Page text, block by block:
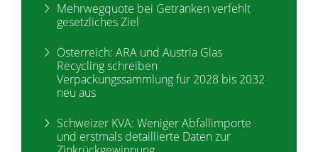
Mehrwegquote bei Getränken verfehlt
gesetzliches Ziel
Österreich: ARA und Austria Glas
Recycling schreiben
Verpackungssammlung für 2028 bis 2032
neu aus
Schweizer KVA: Weniger Abfallimporte
und erstmals detaillierte Daten zur